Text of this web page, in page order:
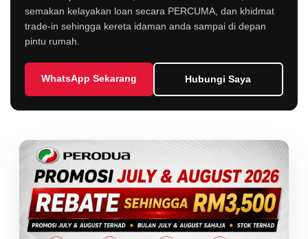
semakan kelayakan loan secara PERCUMA, dan khidmat
trade-in sehingga kereta idaman anda sampai di depan
pintu rumah.
WhatsApp Sekarang Hubungi Saya